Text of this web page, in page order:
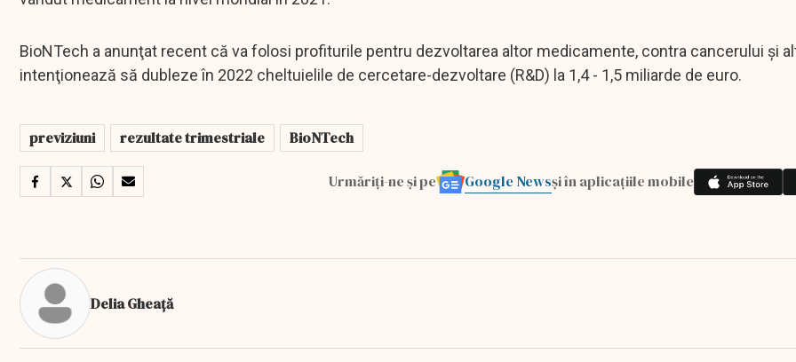
BioNTech a anunţat recent că va folosi profiturile pentru dezvoltarea altor medicamente, contra cancerului şi
intenţionează să dubleze în 2022 cheltuielile de cercetare-dezvoltare (R&D) la 1,4 - 1,5 miliarde de euro.
previziuni rezultate trimestriale BioNTech
Urmăriți-ne și pe Google Newsși în aplicațiile mobile
Delia Gheață